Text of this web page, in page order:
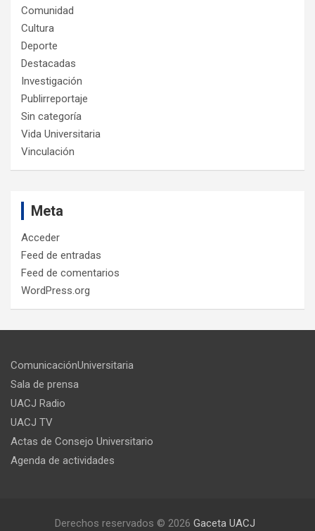
Comunidad
Cultura
Deporte
Destacadas
Investigación
Publirreportaje
Sin categoría
Vida Universitaria
Vinculación
Meta
Acceder
Feed de entradas
Feed de comentarios
WordPress.org
ComunicaciónUniversitaria
Sala de prensa
UACJ Radio
UACJ TV
Actas de Consejo Universitario
Agenda de actividades
Derechos reservados © 2026 Gaceta UACJ